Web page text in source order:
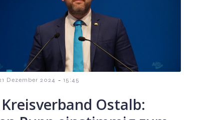
Dezember 2024 - 15:45
Ostalb: